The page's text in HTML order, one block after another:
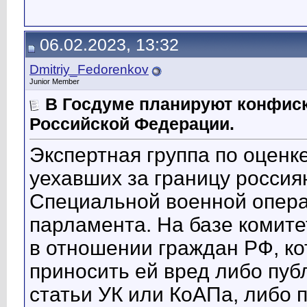
06.02.2023, 13:32
Dmitriy_Fedorenkov
Junior Member
В Госдуме планируют
Российской Федерации.
Экспертная группа по
уехавших за границу
Специальной военной
парламента. На базе
в отношении граждан РФ,
приносить ей вред либо
статьи УК или КоАПа, либо